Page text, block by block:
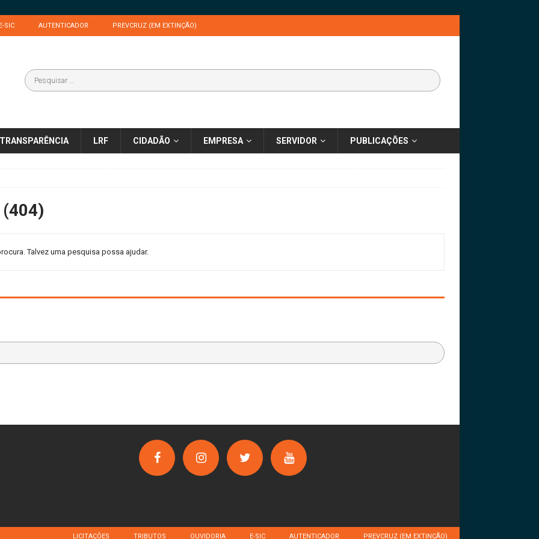
SIC AUTENTICADOR PREVCRUZ (EM EXTINÇÃO)
TRANSPARÊNCIA LRF CIDADÃO EMPRESA SERVIDOR PUBLICAÇÕES
Talvez uma pesquisa possa ajudar.
LICITAÇÕES TRIBUTOS OUVIDORIA E-SIC AUTENTICADOR PREVCRUZ (EM EXTINÇÃO)